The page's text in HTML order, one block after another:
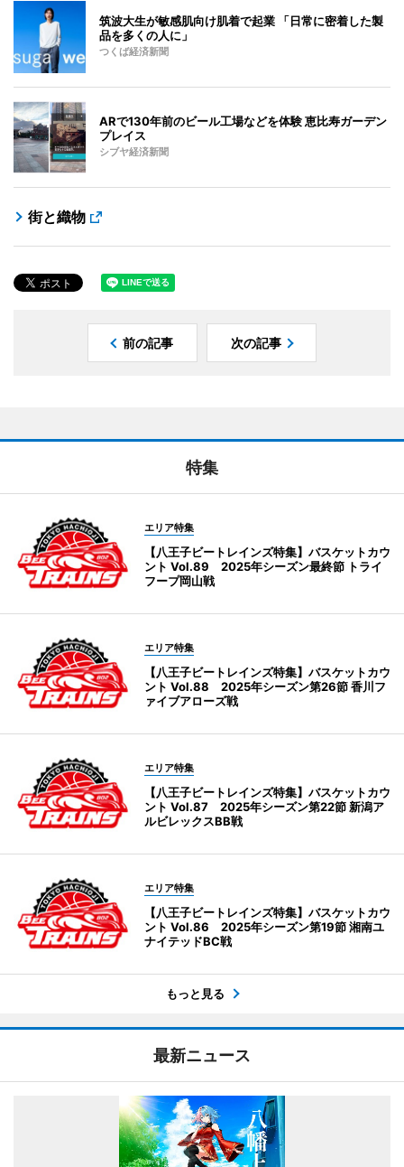
筑波大生が敏感肌向け肌着で起業 「日常に密着した製
品を多くの人に」
つくば経済新聞
ARで130年前のビール工場などを体験 恵比寿ガーデン
プレイス
シブヤ経済新聞
街と織物
前の記事 次の記事
特集
エリア特集
【八王子ビートレインズ特集】バスケットカウ
ント Vol.89 2025年シーズン最終節 トライ
フープ岡山戦
エリア特集
【八王子ビートレインズ特集】バスケットカウ
ント Vol.88 2025年シーズン第26節 香川フ
ァイブアローズ戦
エリア特集
【八王子ビートレインズ特集】バスケットカウ
ント Vol.87 2025年シーズン第22節 新潟ア
ルビレックスBB戦
エリア特集
【八王子ビートレインズ特集】バスケットカウ
ント Vol.86 2025年シーズン第19節 湘南ユ
ナイテッドBC戦
もっと見る
最新ニュース